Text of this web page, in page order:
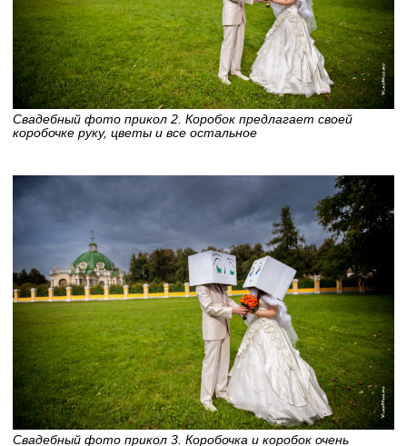
Свадебный фото прикол 2. Коробок предлагает своей
коробочке руку, цветы и все остальное
Свадебный фото прикол 3. Коробочка и коробок очень